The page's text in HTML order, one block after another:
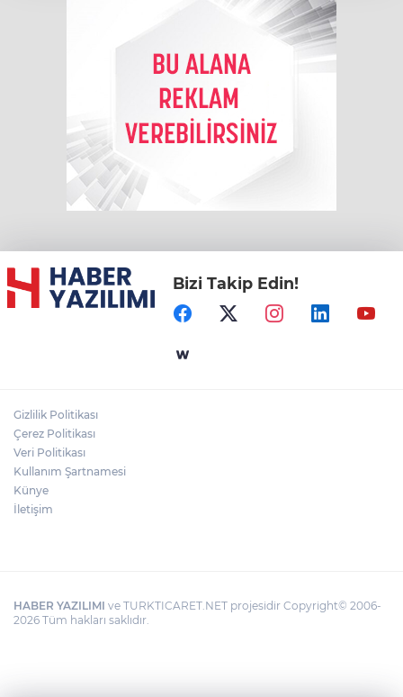
Bizi Takip Edin!
Gizlilik Politikası
Çerez Politikası
Veri Politikası
Kullanım Şartnamesi
Künye
İletişim
HABER YAZILIMI ve TURKTICARET.NET projesidir Copyright© 2006-
2026 Tüm hakları saklıdır.